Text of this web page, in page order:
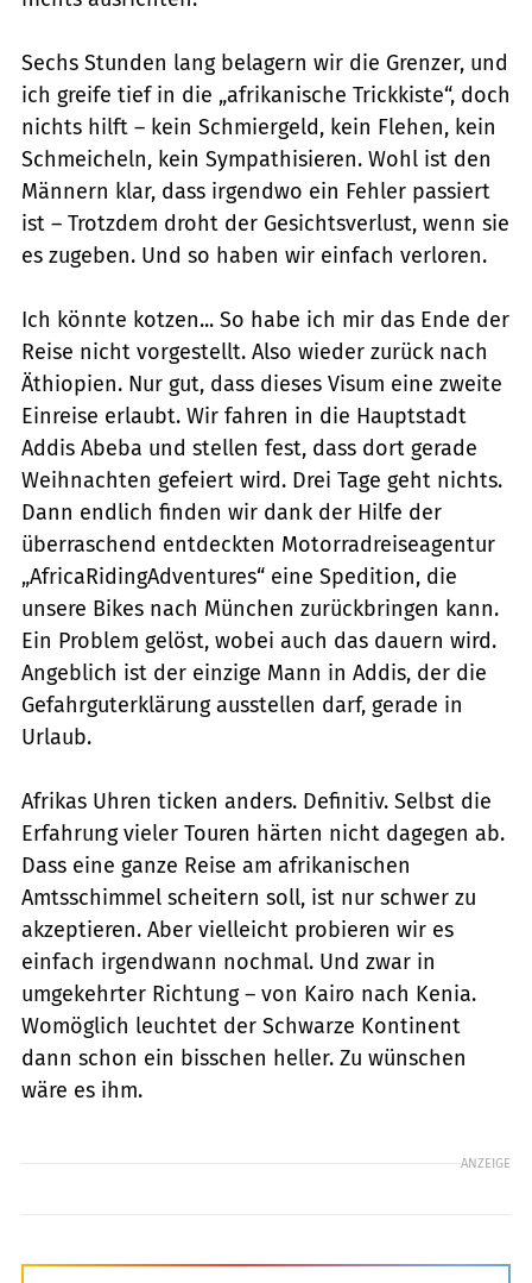
Sechs Stunden lang belagern wir die Grenzer, und
ich greife tief in die „afrikanische Trickkiste“, doch
nichts hilft – kein Schmiergeld, kein Flehen, kein
Schmeicheln, kein Sympathisieren. Wohl ist den
Männern klar, dass irgendwo ein Fehler passiert
ist – Trotzdem droht der Gesichtsverlust, wenn sie
es zugeben. Und so haben wir einfach verloren.
Ich könnte kotzen... So habe ich mir das Ende der
Reise nicht vorgestellt. Also wieder zurück nach
Äthiopien. Nur gut, dass dieses Visum eine zweite
Einreise erlaubt. Wir fahren in die Hauptstadt
Addis Abeba und stellen fest, dass dort gerade
Weihnachten gefeiert wird. Drei Tage geht nichts.
Dann endlich finden wir dank der Hilfe der
überraschend entdeckten Motorradreiseagentur
„AfricaRidingAdventures“ eine Spedition, die
unsere Bikes nach München zurückbringen kann.
Ein Problem gelöst, wobei auch das dauern wird.
Angeblich ist der einzige Mann in Addis, der die
Gefahrguterklärung ausstellen darf, gerade in
Urlaub.
Afrikas Uhren ticken anders. Definitiv. Selbst die
Erfahrung vieler Touren härten nicht dagegen ab.
Dass eine ganze Reise am afrikanischen
Amtsschimmel scheitern soll, ist nur schwer zu
akzeptieren. Aber vielleicht probieren wir es
einfach irgendwann nochmal. Und zwar in
umgekehrter Richtung – von Kairo nach Kenia.
Womöglich leuchtet der Schwarze Kontinent
dann schon ein bisschen heller. Zu wünschen
wäre es ihm.
ANZEIGE